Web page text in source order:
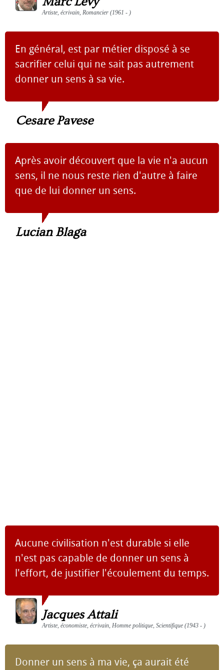
Artiste, écrivain, Romancier (1961 - )
En général, est par métier disposé à se
sacrifier celui qui ne sait pas autrement
donner un sens à sa vie.
Cesare Pavese
Après avoir découvert que la vie n'a aucun
sens, il ne nous reste rien d'autre à faire
que de lui donner un sens.
Lucian Blaga
Aucune civilisation n'est durable si elle
n'est pas capable de donner un sens à
l'effort, de justifier l'écoulement du temps.
Jacques Attali
Artiste, économiste, écrivain, Homme politique, Scientifique (1943 - )
Donner un sens à ma vie, ça aurait été